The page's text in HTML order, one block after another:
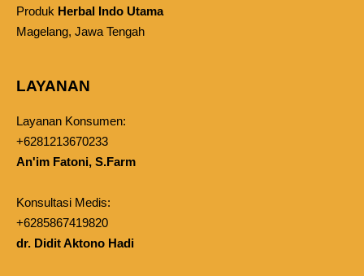
Produk Herbal Indo Utama
Magelang, Jawa Tengah
LAYANAN
Layanan Konsumen:
+6281213670233
An'im Fatoni, S.Farm
Konsultasi Medis:
+6285867419820
dr. Didit Aktono Hadi